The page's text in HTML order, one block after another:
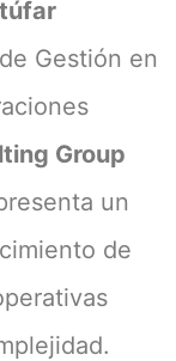
Gestión en
Group
un
de